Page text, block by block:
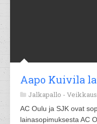
Aapo Kuivila
Jalkapallo -
AC Oulu ja SJK ovat
lainasopimuksesta AC